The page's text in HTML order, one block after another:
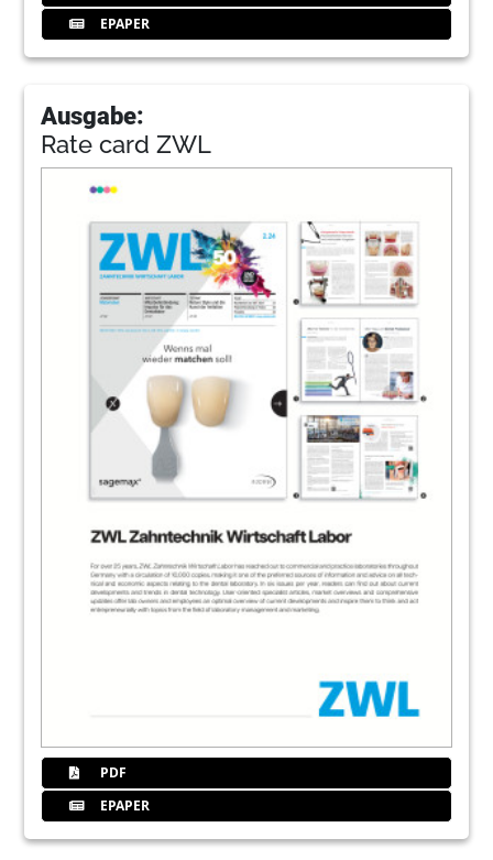
EPAPER
Ausgabe:
Rate card ZWL
PDF
EPAPER